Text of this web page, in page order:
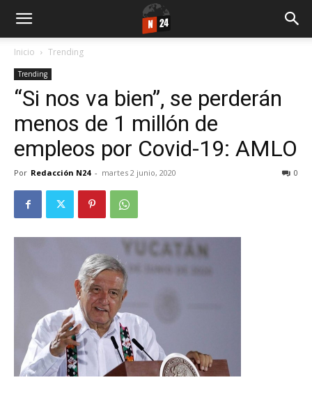
Inicio Trending
Trending
“Si nos va bien”, se perderán
menos de 1 millón de
empleos por Covid-19: AMLO
Por Redacción N24 - martes 2 junio, 2020 0